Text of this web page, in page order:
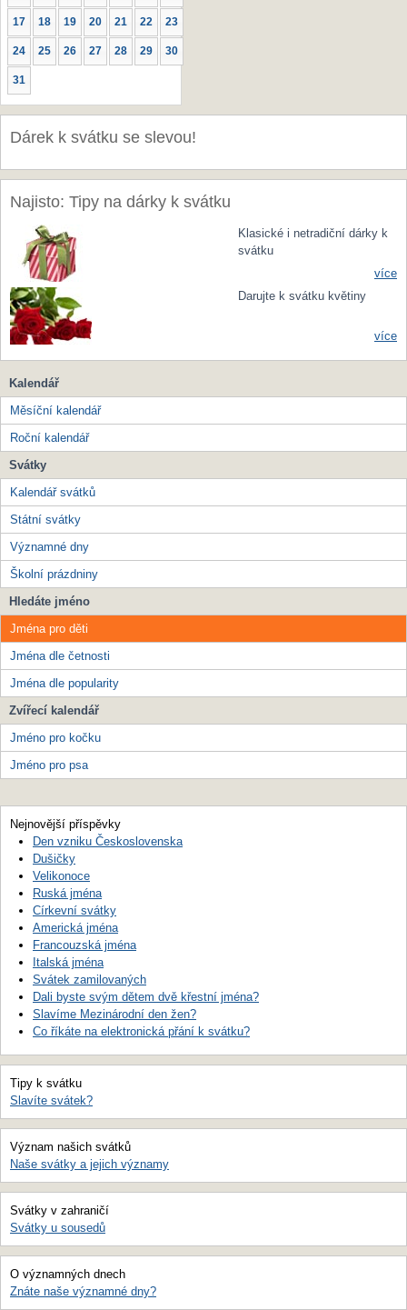
17 18 19 20 21 22 23
24 25 26 27 28 29 30
31
Dárek k svátku se slevou!
Najisto: Tipy na dárky k svátku
Klasické i netradiční dárky k
svátku
více
Darujte k svátku květiny
více
Kalendář
Měsíční kalendář
Roční kalendář
Svátky
Kalendář svátků
Státní svátky
Významné dny
Školní prázdniny
Hledáte jméno
Jména pro děti
Jména dle četnosti
Jména dle popularity
Zvířecí kalendář
Jméno pro kočku
Jméno pro psa
Nejnovější příspěvky
Den vzniku Československa
Dušičky
Velikonoce
Ruská jména
Církevní svátky
Americká jména
Francouzská jména
Italská jména
Svátek zamilovaných
Dali byste svým dětem dvě křestní jména?
Slavíme Mezinárodní den žen?
Co říkáte na elektronická přání k svátku?
Tipy k svátku
Slavíte svátek?
Význam našich svátků
Naše svátky a jejich významy
Svátky v zahraničí
Svátky u sousedů
O významných dnech
Znáte naše významné dny?